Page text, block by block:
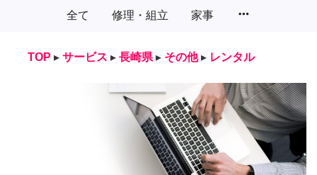
全て 修理・組立 家事 more_horiz
TOP ▸ サービス ▸ 長崎県 ▸ その他 ▸ レンタル